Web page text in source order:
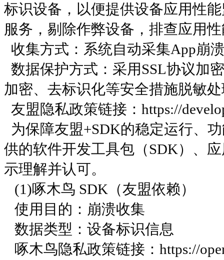
标识设备，以便提供设备应用性
服务，剔除作弊设备，排查应用
收集方式：系统自动采集App崩
数据保护方式：采用SSL协议加
加密、去标识化等安全措施脱敏
友盟隐私政策链接：https://
为保障友盟+SDK的稳定运行、
供的软件开发工具包（SDK）、
示理解并认可。
(1)啄木鸟 SDK（友盟依赖）
使用目的：崩溃收集
数据类型：设备标识信息
啄木鸟隐私政策链接：https://